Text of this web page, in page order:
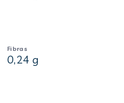
Fibras
0,24 g